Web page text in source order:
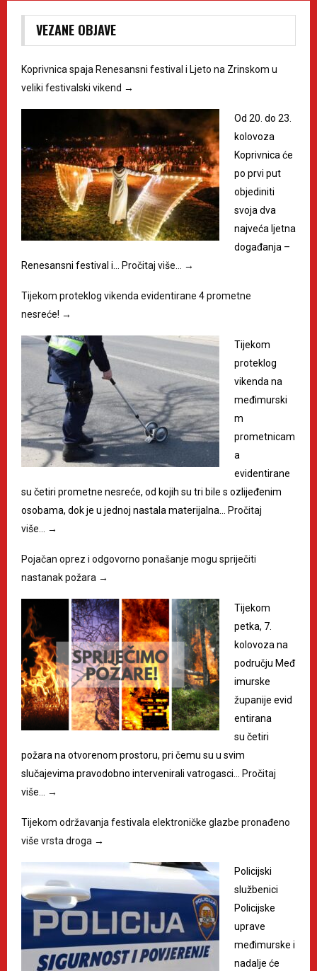
VEZANE OBJAVE
Koprivnica spaja Renesansni festival i Ljeto na Zrinskom u
veliki festivalski vikend →
Od 20. do 23.
kolovoza
Koprivnica će
po prvi put
objediniti
svoja dva
najveća ljetna
događanja –
Renesansni festival i…
Pročitaj više… →
Tijekom proteklog vikenda evidentirane 4 prometne
nesreće! →
Tijekom
proteklog
vikenda na
međimurski
m
prometnicam
a
evidentirane
su četiri prometne nesreće, od kojih su tri bile s ozlijeđenim
osobama, dok je u jednoj nastala materijalna…
Pročitaj
više…
→
Pojačan oprez i odgovorno ponašanje mogu spriječiti
nastanak požara →
Tijekom
petka, 7.
kolovoza na
području Međ
imurske
županije evid
entirana
su četiri
požara na otvorenom prostoru, pri čemu su u svim
slučajevima pravodobno intervenirali vatrogasci…
Pročitaj
više…
→
Tijekom održavanja festivala elektroničke glazbe pronađeno
više vrsta droga →
Policijski
službenici
Policijske
uprave
međimurske i
nadalje će